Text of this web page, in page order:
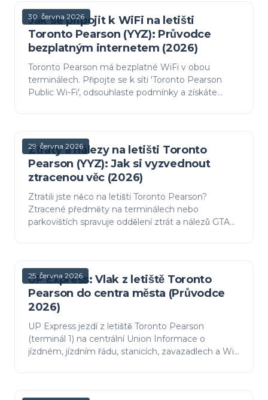
30. června 2026
Jak se připojit k WiFi na letišti
Toronto Pearson (YYZ): Průvodce
bezplatným internetem (2026)
Toronto Pearson má bezplatné WiFi v obou
terminálech. Připojte se k síti 'Toronto Pearson
Public Wi-Fi', odsouhlaste podmínky a získáte
29. června 2026
Ztráty a nálezy na letišti Toronto
Pearson (YYZ): Jak si vyzvednout
ztracenou věc (2026)
Ztratili jste něco na letišti Toronto Pearson?
Ztracené předměty na terminálech nebo
parkovištích spravuje oddělení ztrát a nálezů GTAA;
25. června 2026
UP Express: Vlak z letiště Toronto
Pearson do centra města (Průvodce
2026)
UP Express jezdí z letiště Toronto Pearson
(terminál 1) na centrální Union Informace o
jízdném, jízdním řádu, stanicích, zavazadlech a Wi-